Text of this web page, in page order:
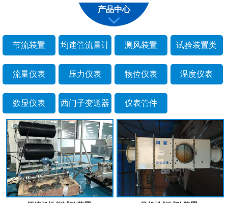
产品中心
节流装置 均速管流量计 测风装置 试验装置类
流量仪表 压力仪表 物位仪表 温度仪表
数显仪表 西门子变送器 仪表管件